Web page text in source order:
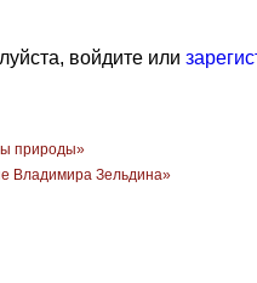
войдите или
природы»
Владимира Зельдина»